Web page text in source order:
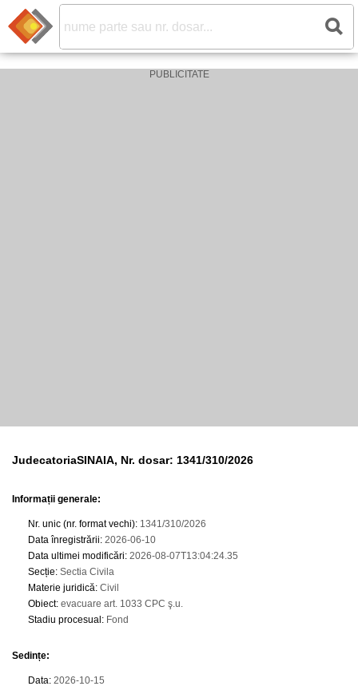
JudecatoriaSINAIA, Nr. dosar: 1341/310/2026
Informații generale:
Nr. unic (nr. format vechi): 1341/310/2026
Data înregistrării: 2026-06-10
Data ultimei modificări: 2026-08-07T13:04:24.35
Secție: Sectia Civila
Materie juridică: Civil
Obiect: evacuare art. 1033 CPC ş.u.
Stadiu procesual : Fond
Sedințe:
Data: 2026-10-15